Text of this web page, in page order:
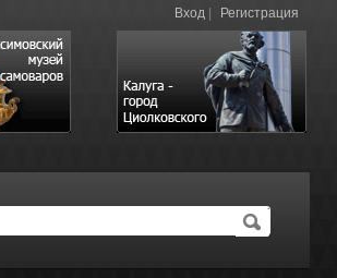
Вход Регистрация